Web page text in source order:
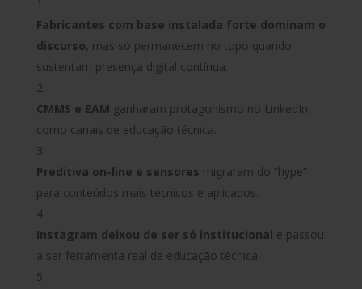
Fabricantes com base instalada forte dominam o
discurso, mas só permanecem no topo quando
sustentam presença digital contínua.
CMMS e EAM ganharam protagonismo no LinkedIn
como canais de educação técnica.
Preditiva on-line e sensores migraram do “hype”
para conteúdos mais técnicos e aplicados.
Instagram deixou de ser só institucional e passou
a ser ferramenta real de educação técnica.